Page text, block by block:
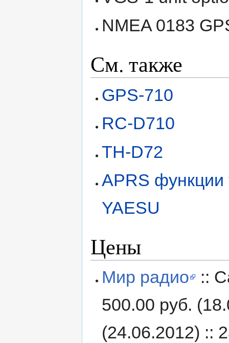
NMEA 0183
См. также
GPS-710
RC-D710
TH-D72
APRS функции
YAESU
Цены
Мир радио
::
500.00 руб.
(24.06.2012) ::